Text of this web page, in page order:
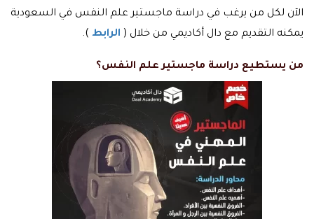
الآن لكل من يرغب في دراسة ماجستير علم النفس في السعودية
يمكنه التقديم مع دال أكاديمي من خلال ( الرابط ).
من يستطيع دراسة ماجستير علم النفس؟